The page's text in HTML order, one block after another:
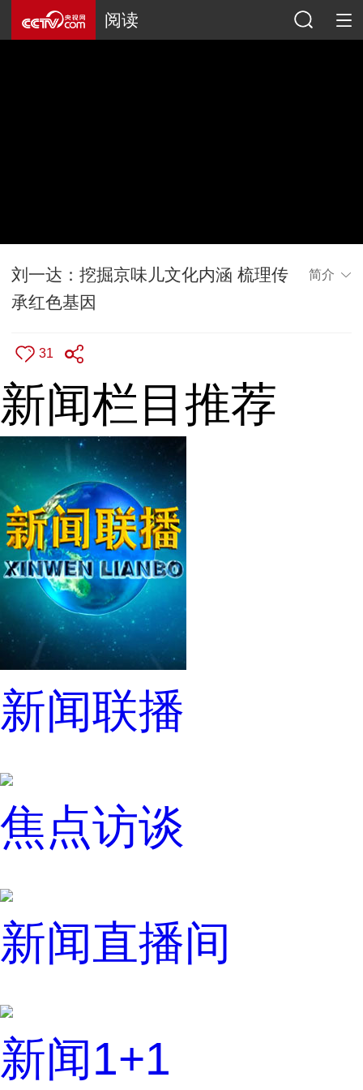
阅读
刘一达：挖掘京味儿文化内涵 梳理传
承红色基因
简介
31
新闻栏目推荐
新闻联播
焦点访谈
新闻直播间
新闻1+1